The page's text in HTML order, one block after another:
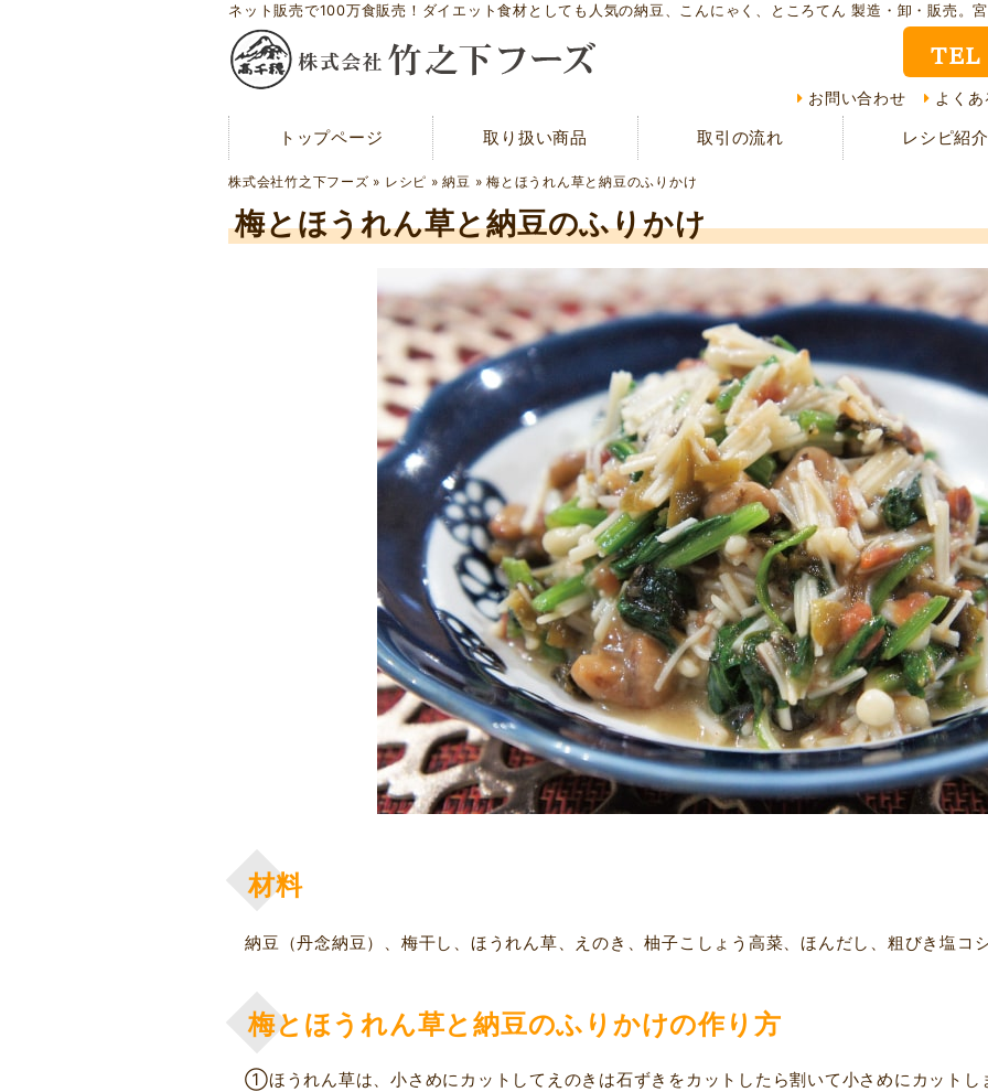
ネット販売で100万食販売！ダイエット食材としても人気の納豆、こんにゃく、ところてん 製造・卸・販売。
TEL
お問い合わせ よく
トップページ 取り扱い商品 取引の流れ レシピ紹介
株式会社竹之下フーズ » レシピ »納豆 » 梅とほうれん草と納豆のふりかけ
梅とほうれん草と納豆のふりかけ
材料
納豆（丹念納豆）、梅干し、ほうれん草、えのき、柚子こしょう高菜、ほんだし、粗びき塩コ
梅とほうれん草と納豆のふりかけの作り方
①ほうれん草は、小さめにカットしてえのきは石ずきをカットしたら割いて小さめにカットし
トップページ レシ
メディア紹介 CMギャラリー お客
会社概要 現在の取り組み 取引
担当者紹介 採
サイトマップ